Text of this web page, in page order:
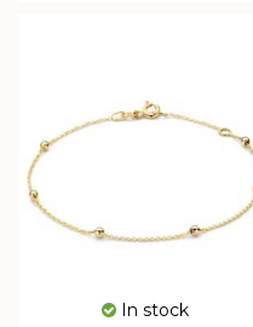
In stock